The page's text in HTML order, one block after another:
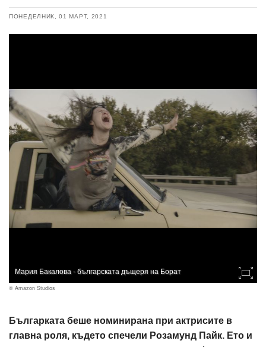
ПОНЕДЕЛНИК, 01 МАРТ, 2021
Мария Бакалова - българската дъщеря на Борат
© Amazon Studios
Българката беше номинирана при актрисите в
главна роля, където спечели Розамунд Пайк. Ето и